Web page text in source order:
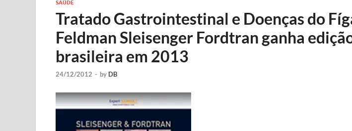
SAÚDE
Tratado Gastrointestinal e Doenças do
Feldman Sleisenger Fordtran ganha
brasileira em 2013
24/12/2012 - by DB